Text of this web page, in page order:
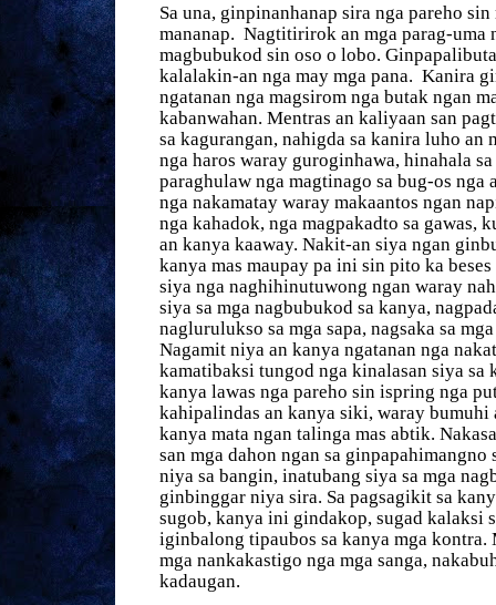
Sa una, ginpinanhanap sira nga pareho
mananap. Nagtitirirok an mga parag-uma
magbubukod sin oso o lobo.
kalalakin-an nga may mga pana. Kanira
ngatanan nga magsirom nga butak ngan
kabanwahan. Mentras an kaliyaan san
sa kagurangan, nahigda sa kanira luho an
nga haros waray guroginhawa, hinahala
paraghulaw nga magtinago sa bug-os nga
nga nakamatay waray makaantos ngan
nga kahadok, nga magpakadto sa gawas,
an kanya kaaway. Nakit-an siya ngan
kanya mas maupay pa ini sin pito ka
siya nga naghihinutuwong ngan waray
siya sa mga nagbubukod sa kanya,
naglurulukso sa mga sapa, nagsaka sa
Nagamit niya an kanya ngatanan nga
kamatibaksi tungod nga kinalasan siya sa
kanya lawas nga pareho sin ispring nga
kahipalindas an kanya siki, waray bumuhi
kanya mata ngan talinga mas abtik.
san mga dahon ngan sa ginpapahimangno
niya sa bangin, inatubang siya sa mga
ginbinggar niya sira. Sa pagsagikit sa
sugob, kanya ini gindakop, sugad kalaksi
iginbalong tipaubos sa kanya mga kontra.
mga nankakastigo nga mga sanga,
kadaugan.